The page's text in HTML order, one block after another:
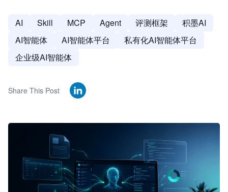
AI Skill MCP Agent 评测框架
积墨AI
AI智能体
AI智能体平台
私有化AI智能体平台
企业级AI智能体
Share This Post